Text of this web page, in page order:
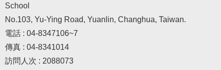
School
No.103, Yu-Ying Road, Yuanlin, Changhua, Taiwan.
電話 : 04-8347106~7
傳真 : 04-8341014
訪問人次 : 2088073